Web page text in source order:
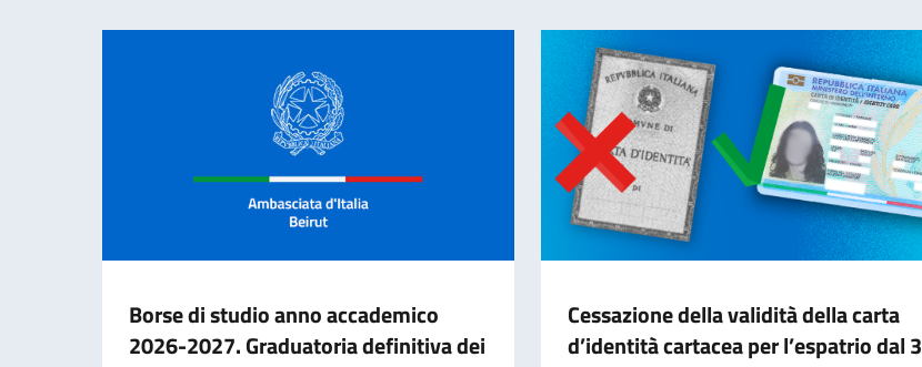
Borse di studio anno accademico
2026-2027. Graduatoria definitiva dei
Cessazione della validità della carta
d’identità cartacea per l’espatrio dal 3